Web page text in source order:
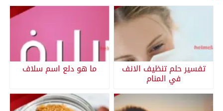
تفسير حلم تنظيف الانف
في المنام
ما هو دلع اسم سلاف